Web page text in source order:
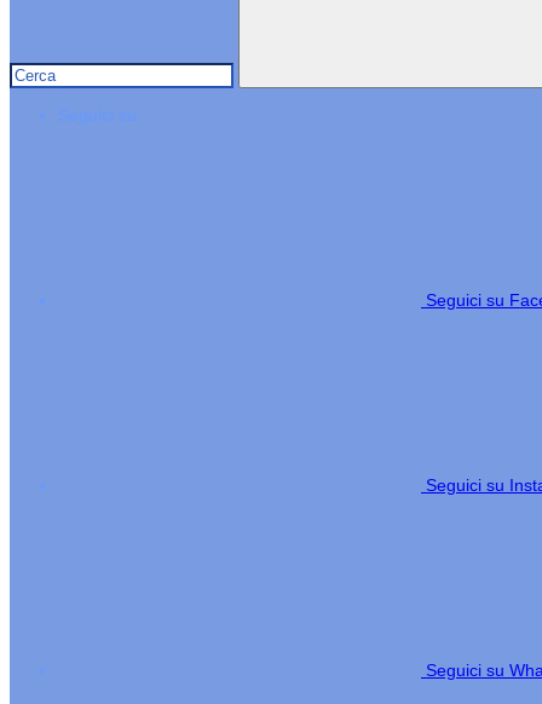
Seguici su
Seguici su
Seguici su
Seguici su